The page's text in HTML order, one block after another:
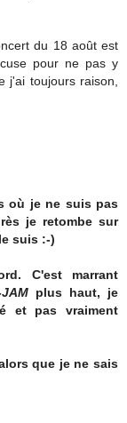
du 18 août est
pour ne pas y
j'ai toujours raison,
où je ne suis pas
je retombe sur
suis :-)
C'est marrant
plus haut, je
et pas vraiment
que je ne sais